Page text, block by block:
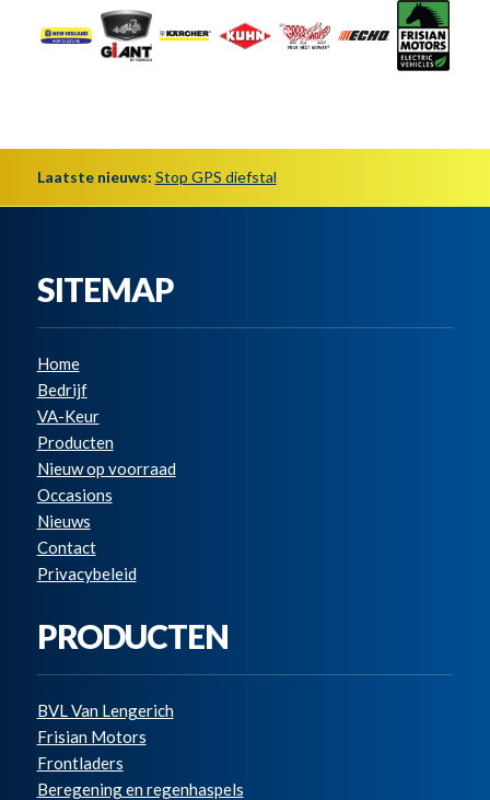
Laatste nieuws: Stop GPS diefstal
SITEMAP
Home
Bedrijf
VA-Keur
Producten
Nieuw op voorraad
Occasions
Nieuws
Contact
Privacybeleid
PRODUCTEN
BVL Van Lengerich
Frisian Motors
Frontladers
Beregening en regenhaspels